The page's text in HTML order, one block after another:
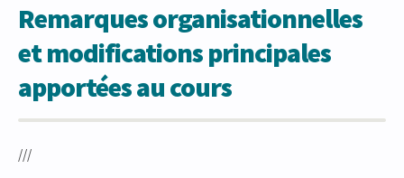
Remarques organisationnelles
et modifications principales
apportées au cours
///